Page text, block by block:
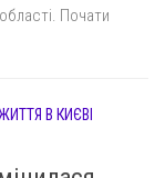
Почати
В КИЄВІ